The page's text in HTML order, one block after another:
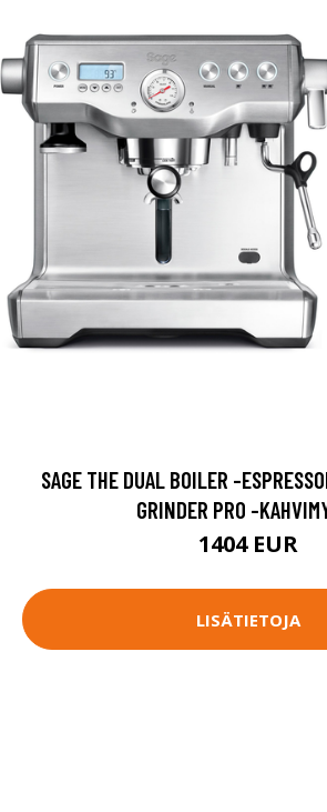
SAGE THE DUAL BOILER -
GRINDER PRO -
1404 EUR
LISÄTIETOJA